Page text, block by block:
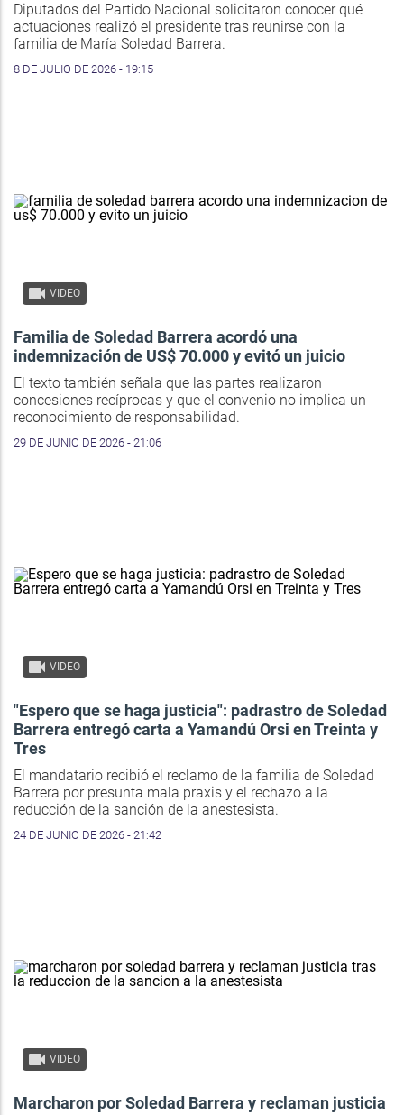
Diputados del Partido Nacional solicitaron conocer qué
actuaciones realizó el presidente tras reunirse con la
familia de María Soledad Barrera.
8 DE JULIO DE 2026 - 19:15
VIDEO
Familia de Soledad Barrera acordó una
indemnización de US$ 70.000 y evitó un juicio
El texto también señala que las partes realizaron
concesiones recíprocas y que el convenio no implica un
reconocimiento de responsabilidad.
29 DE JUNIO DE 2026 - 21:06
VIDEO
"Espero que se haga justicia": padrastro de Soledad
Barrera entregó carta a Yamandú Orsi en Treinta y
Tres
El mandatario recibió el reclamo de la familia de Soledad
Barrera por presunta mala praxis y el rechazo a la
reducción de la sanción de la anestesista.
24 DE JUNIO DE 2026 - 21:42
VIDEO
Marcharon por Soledad Barrera y reclaman justicia